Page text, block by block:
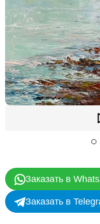
Заказать в
Заказать в